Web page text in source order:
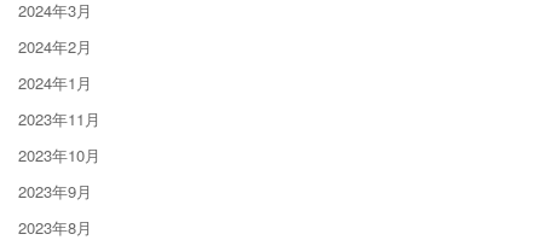
2024年3月
2024年2月
2024年1月
2023年11月
2023年10月
2023年9月
2023年8月